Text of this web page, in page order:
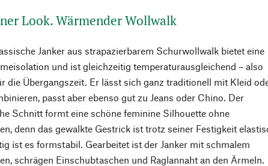
Look. Wärmender Wollwalk
Janker aus strapazierbarem Schurwollwalk bietet eine
und ist gleichzeitig temperaturausgleichend – also
die Übergangszeit. Er lässt sich ganz traditionell mit Kleid
passt aber ebenso gut zu Jeans oder Chino. Der
Schnitt formt eine schöne feminine Silhouette ohne
denn das gewalkte Gestrick ist trotz seiner Festigkeit
ist es formstabil. Gearbeitet ist der Janker mit schmalem
schrägen Einschubtaschen und Raglannaht an den Ärmeln.